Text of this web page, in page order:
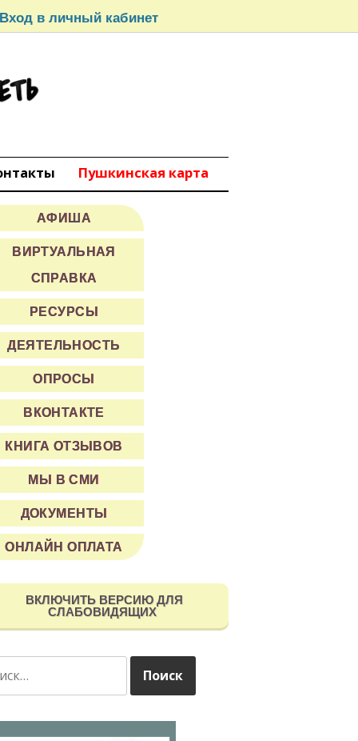
Вход в личный кабинет
Пушкинская карта
АФИША
ВИРТУАЛЬНАЯ
СПРАВКА
РЕСУРСЫ
ДЕЯТЕЛЬНОСТЬ
ОПРОСЫ
ВКОНТАКТЕ
КНИГА ОТЗЫВОВ
МЫ В СМИ
ДОКУМЕНТЫ
ОНЛАЙН ОПЛАТА
ВКЛЮЧИТЬ ВЕРСИЮ ДЛЯ
СЛАБОВИДЯЩИХ